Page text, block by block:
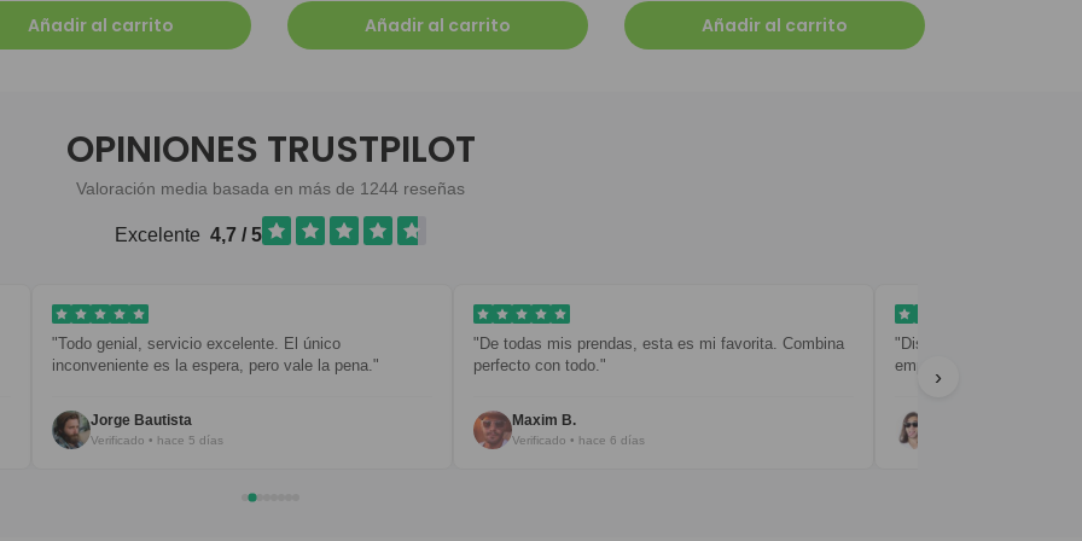
Añadir al carrito Añadir al carrito Añadir al carrito
OPINIONES TRUSTPILOT
Valoración media basada en más de 1244 reseñas
Excelente 4,7 / 5
"Todo genial, servicio excelente. El único
inconveniente es la espera, pero vale la pena."
Jorge Bautista
Verificado • hace 5 días
"De todas mis prendas, esta es mi favorita. Combina
perfecto con todo."
Maxim B.
Verificado • hace 6 días
"Diseño limpio y sencillo. La
empaquetado muy cuidado."
Javier R.
Verificado • hace 8 días
›